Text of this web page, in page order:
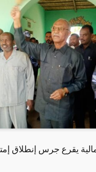
يقرع جرس إنطلاق